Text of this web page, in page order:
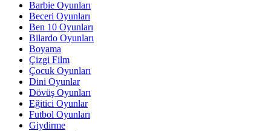
Barbie Oyunları
Beceri Oyunları
Ben 10 Oyunları
Bilardo Oyunları
Boyama
Çizgi Film
Çocuk Oyunları
Dini Oyunlar
Dövüş Oyunları
Eğitici Oyunlar
Futbol Oyunları
Giydirme